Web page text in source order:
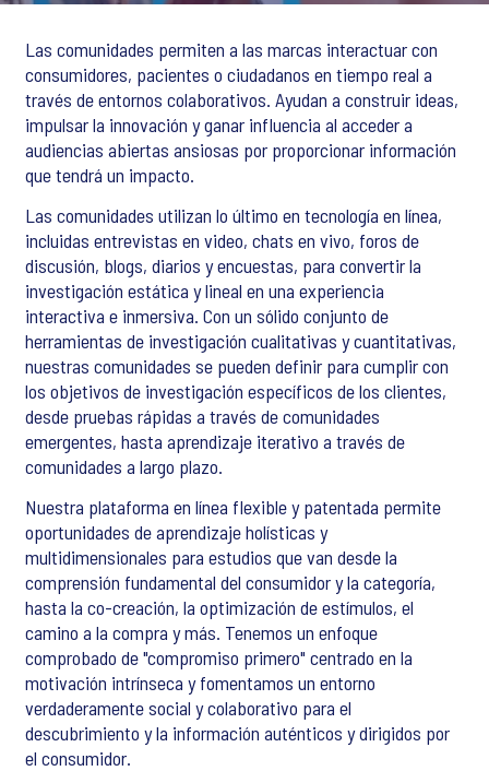
Las comunidades permiten a las marcas interactuar con
consumidores, pacientes o ciudadanos en tiempo real a
través de entornos colaborativos. Ayudan a construir ideas,
impulsar la innovación y ganar influencia al acceder a
audiencias abiertas ansiosas por proporcionar información
que tendrá un impacto.
Las comunidades utilizan lo último en tecnología en línea,
incluidas entrevistas en video, chats en vivo, foros de
discusión, blogs, diarios y encuestas, para convertir la
investigación estática y lineal en una experiencia
interactiva e inmersiva. Con un sólido conjunto de
herramientas de investigación cualitativas y cuantitativas,
nuestras comunidades se pueden definir para cumplir con
los objetivos de investigación específicos de los clientes,
desde pruebas rápidas a través de comunidades
emergentes, hasta aprendizaje iterativo a través de
comunidades a largo plazo.
Nuestra plataforma en línea flexible y patentada permite
oportunidades de aprendizaje holísticas y
multidimensionales para estudios que van desde la
comprensión fundamental del consumidor y la categoría,
hasta la co-creación, la optimización de estímulos, el
camino a la compra y más. Tenemos un enfoque
comprobado de "compromiso primero" centrado en la
motivación intrínseca y fomentamos un entorno
verdaderamente social y colaborativo para el
descubrimiento y la información auténticos y dirigidos por
el consumidor.